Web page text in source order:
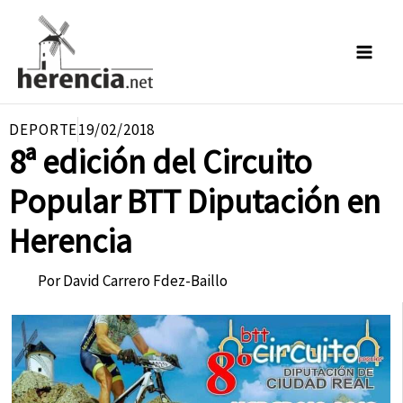
contenido
DEPORTE19/02/2018
8ª edición del Circuito
Popular BTT Diputación en
Herencia
PorDavid Carrero Fdez-Baillo